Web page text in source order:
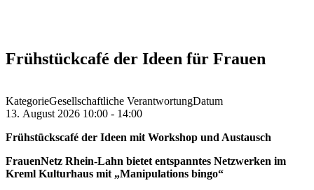
Frühstückcafé der Ideen für Frauen
KategorieGesellschaftliche VerantwortungDatum
13. August 2026 10:00 - 14:00
Frühstückscafé der Ideen mit Workshop und Austausch
FrauenNetz Rhein-Lahn bietet entspanntes Netzwerken im
Kreml Kulturhaus mit „Manipulations bingo“